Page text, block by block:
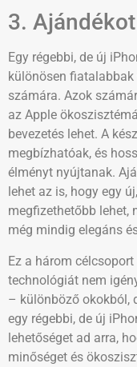
3.
Egy régebbi, de új
különösen
számára. Azok
az Apple
bevezetés lehet. A
megbízhatóak, és
élményt nyújtanak.
lehet az is, hogy egy
megfizethetőbb lehet,
még mindig elegáns
Ez a három
technológiát nem
– különböző okokból,
egy régebbi, de új
lehetőséget ad arra,
minőséget és